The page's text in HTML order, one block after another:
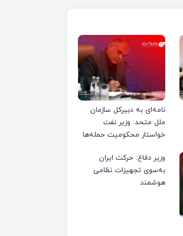
نامه‌ای به دبیرکل سازمان
ملل متحد: وزیر نفت
خواستار محکومیت حمله‌ها
ایران شد
وزیر دفاع: حرکت ایران
به‌سوی تجهیزات نظامی
هوشمند